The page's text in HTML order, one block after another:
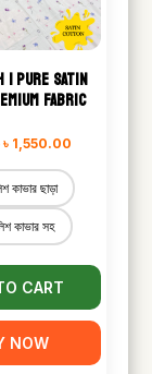
| PURE SATIN
FABRIC
৳ 1,550.00
৳ 1,350.00
through
কাভার ছাড়া
কাভার সহ
CART
NOW